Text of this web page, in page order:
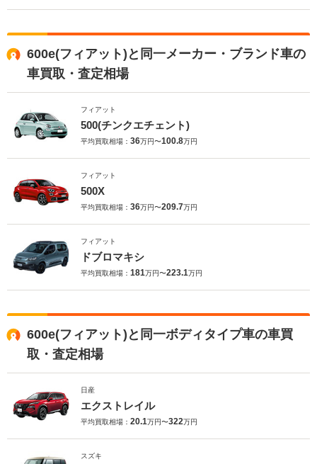
600e(フィアット)と同一メーカー・ブランド車の
車買取・査定相場
フィアット
500(チンクエチェント)
平均買取相場： 36万円〜100.8万円
フィアット
500X
平均買取相場： 36万円〜209.7万円
フィアット
ドブロマキシ
平均買取相場： 181万円〜223.1万円
600e(フィアット)と同一ボディタイプ車の車買
取・査定相場
日産
エクストレイル
平均買取相場： 20.1万円〜322万円
スズキ